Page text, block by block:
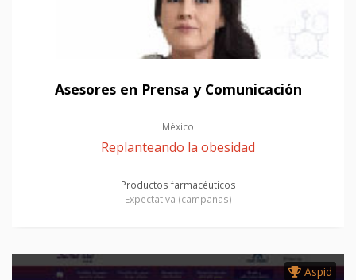
Asesores en Prensa y Comunicación
México
Replanteando la obesidad
Productos farmacéuticos
Expectativa (campañas)
Aspid